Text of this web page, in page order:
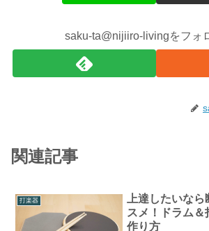
saku-ta@nijiiro-livingをフォ
関連記事
打楽器
上達したいな
スメ！ドラム
作り方